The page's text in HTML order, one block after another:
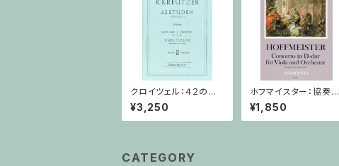
クロイツェル：４２の練
習曲 ２巻 / ヴァイオリ
ン教本
¥3,250
ホフマイスター：協奏曲
二長調 / ヴィオラ・ピア
ノ
¥1,850
CATEGORY